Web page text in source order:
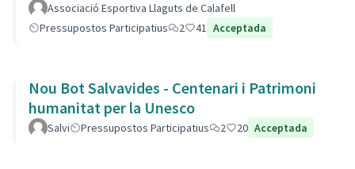
Associació Esportiva Llaguts de Calafell
Pressupostos Participatius
2 41 Acceptada
Nou Bot Salvavides - Centenari i Patrimoni
humanitat per la Unesco
Salvi Pressupostos Participatius 2 20 Acceptada